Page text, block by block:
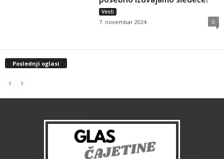
Vesti
7. novembar 2024. 0
Poslednji oglasi